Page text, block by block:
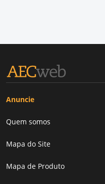
Anuncie
Quem somos
Mapa do Site
Mapa de Produto